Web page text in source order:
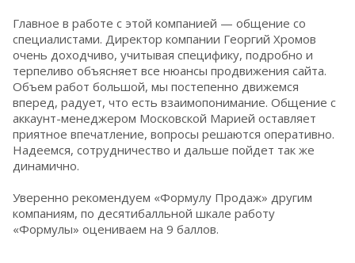
Главное в работе с этой компанией — общение со
специалистами. Директор компании Георгий Хромов
очень доходчиво, учитывая специфику, подробно и
терпеливо объясняет все нюансы продвижения сайта.
Объем работ большой, мы постепенно движемся
вперед, радует, что есть взаимопонимание. Общение с
аккаунт-менеджером Московской Марией оставляет
приятное впечатление, вопросы решаются оперативно.
Надеемся, сотрудничество и дальше пойдет так же
динамично.
Уверенно рекомендуем «Формулу Продаж» другим
компаниям, по десятибалльной шкале работу
«Формулы» оцениваем на 9 баллов.